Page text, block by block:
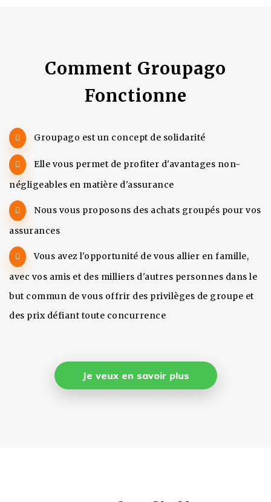
Comment Groupago
Fonctionne
Groupago est un concept de solidarité
Elle vous permet de profiter d'avantages non-
négligeables en matière d'assurance
Nous vous proposons des achats groupés pour vos
assurances
Vous avez l'opportunité de vous allier en famille,
avec vos amis et des milliers d'autres personnes dans le
but commun de vous offrir des privilèges de groupe et
des prix défiant toute concurrence
Je veux en savoir plus